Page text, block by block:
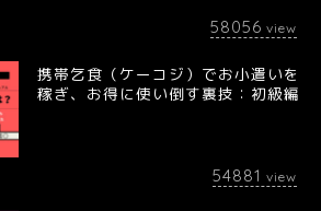
58056 view
携帯乞食（ケーコジ）でお小遣いを
稼ぎ、お得に使い倒す裏技：初級編
54881 view